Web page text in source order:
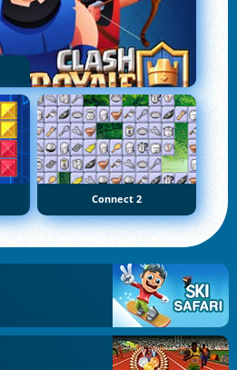
Connect 2